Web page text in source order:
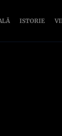
ISTORIE